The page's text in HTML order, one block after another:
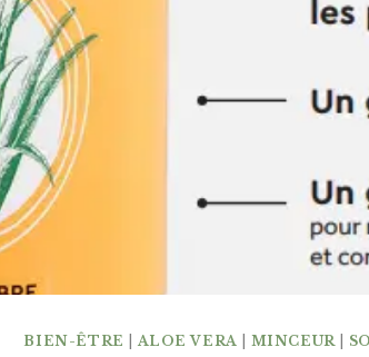
BIEN-ÊTRE ALOE VERA MINCEUR|